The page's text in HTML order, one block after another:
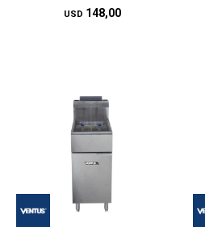
USD 148,00